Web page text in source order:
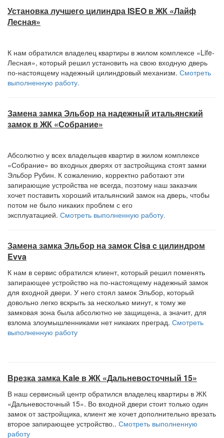
Установка лучшего цилиндра ISEO в ЖК «Лайф
Лесная»
К нам обратился владелец квартиры в жилом комплексе «Life-
Лесная», который решил установить на свою входную дверь
по-настоящему надежный цилиндровый механизм. Смотреть
выполненную работу.
Замена замка Эльбор на надежный итальянский
замок в ЖК «Собрание»
Абсолютно у всех владельцев квартир в жилом комплексе
«Собрание» во входных дверях от застройщика стоят замки
Эльбор Рубин. К сожалению, корректно работают эти
запирающие устройства не всегда, поэтому наш заказчик
хочет поставить хороший итальянский замок на дверь, чтобы
потом не было никаких проблем с его
эксплуатацией. Смотреть выполненную работу.
Замена замка Эльбор на замок Cisa c цилиндром
Evva
К нам в сервис обратился клиент, который решил поменять
запирающее устройство на по-настоящему надежный замок
для входной двери. У него стоял замок Эльбор, который
довольно легко вскрыть за несколько минут, к тому же
замковая зона была абсолютно не защищена, а значит, для
взлома злоумышленниками нет никаких преград. Смотреть
выполненную работу
Врезка замка Kale в ЖК «Дальневосточный 15»
В наш сервисный центр обратился владелец квартиры в ЖК
«Дальневосточный 15». Во входной двери стоит только один
замок от застройщика, клиент же хочет дополнительно врезать
второе запирающее устройство.. Смотреть выполненную
работу